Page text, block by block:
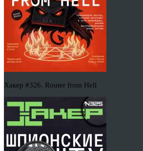
Хакер #326. Router from Hell